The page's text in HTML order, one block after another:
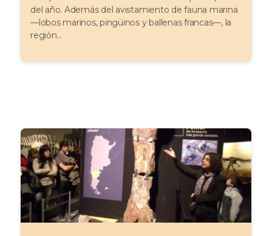
del año. Además del avistamiento de fauna marina
—lobos marinos, pingüinos y ballenas francas—, la
región...